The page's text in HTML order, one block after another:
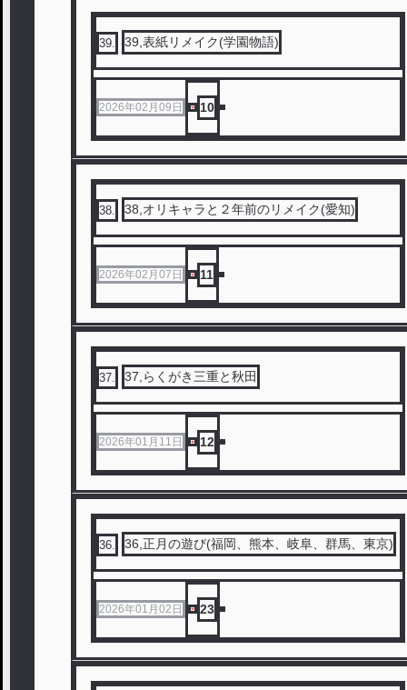
39 39,表紙リメイク(学園物語)
2026年02月09日 10
38 38,オリキャラと２年前のリメイク(愛知)
2026年02月07日 11
37 37,らくがき三重と秋田
2026年01月11日 12
36 36,正月の遊び(福岡、熊本、岐阜、群馬、東京)
2026年01月02日 23